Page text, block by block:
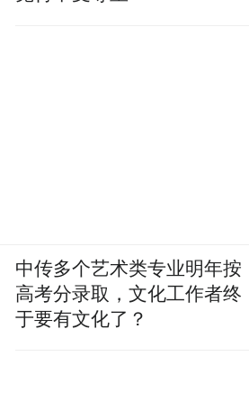
中传多个艺术类专业明年按
高考分录取，文化工作者终
于要有文化了？